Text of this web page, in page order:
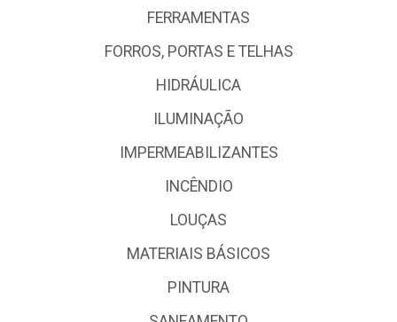
FERRAMENTAS
FORROS, PORTAS E TELHAS
HIDRÁULICA
ILUMINAÇÃO
IMPERMEABILIZANTES
INCÊNDIO
LOUÇAS
MATERIAIS BÁSICOS
PINTURA